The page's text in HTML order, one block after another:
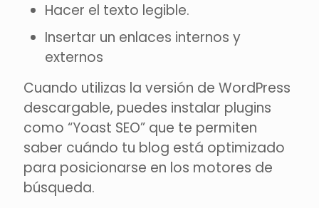
Hacer el texto legible.
Insertar un enlaces internos y
externos
Cuando utilizas la versión de WordPress
descargable, puedes instalar plugins
como “Yoast SEO” que te permiten
saber cuándo tu blog está optimizado
para posicionarse en los motores de
búsqueda.